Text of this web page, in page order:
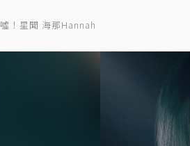
噓！星聞 海那Hannah